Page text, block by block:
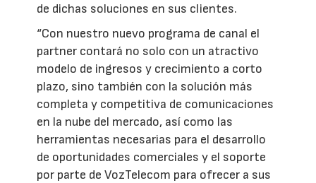
de dichas soluciones en sus clientes.
“Con nuestro nuevo programa de canal el
partner contará no solo con un atractivo
modelo de ingresos y crecimiento a corto
plazo, sino también con la solución más
completa y competitiva de comunicaciones
en la nube del mercado, así como las
herramientas necesarias para el desarrollo
de oportunidades comerciales y el soporte
por parte de VozTelecom para ofrecer a sus